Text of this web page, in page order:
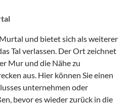
und bietet sich als weiterer
Tal verlassen. Der Ort zeichnet
Mur und die Nähe zu
aus. Hier können Sie einen
unternehmen oder
bevor es wieder zurück in die